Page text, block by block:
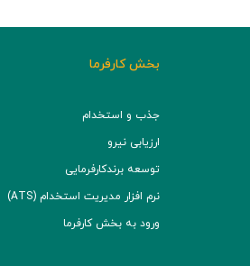
بخش کارفرما
جذب و استخدام
ارزیابی نیرو
توسعه برند‌کارفرمایی
نرم افزار مدیریت استخدام (ATS)
ورود به بخش کارفرما